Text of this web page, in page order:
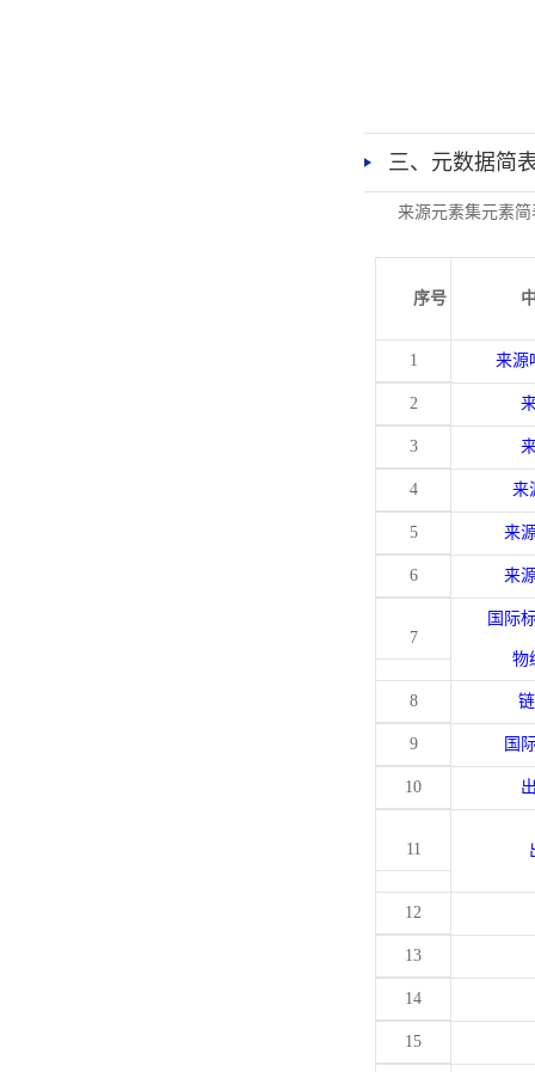
三、元数据简
来源元素集元素简
序号
1 来源
2
3
4 来
5 来
6 来
7
国际
物
8
9 国
10
11
12
13
14
15